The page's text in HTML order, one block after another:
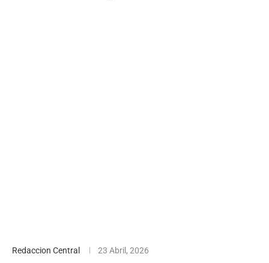
Redaccion Central 23 Abril, 2026